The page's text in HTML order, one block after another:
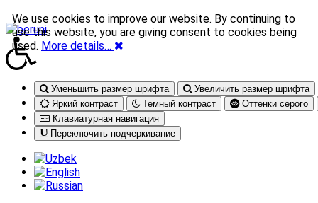
Уменьшить размер шрифта
Увеличить размер шрифта
Яркий контраст
Темный контраст
Оттенки серого
Клавиатурная навигация
Переключить подчеркивание
We use cookies to improve our website. By continuing to
use this website, you are giving consent to cookies being
used. More details…